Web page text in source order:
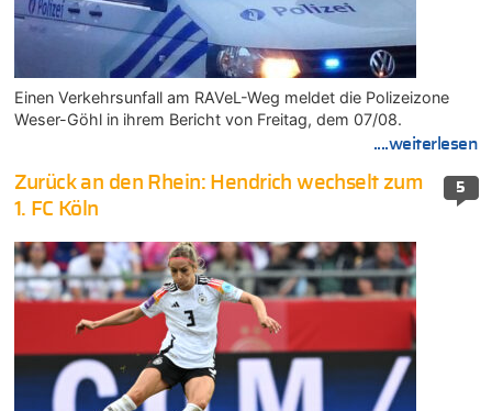
Einen Verkehrsunfall am RAVeL-Weg meldet die Polizeizone
Weser-Göhl in ihrem Bericht von Freitag, dem 07/08.
....weiterlesen
5
Zurück an den Rhein: Hendrich wechselt zum
1. FC Köln